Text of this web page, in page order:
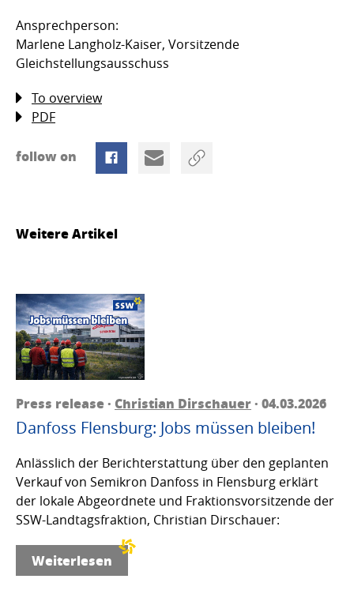
Ansprechperson:
Marlene Langholz-Kaiser, Vorsitzende
Gleichstellungsausschuss
To overview
PDF
follow on
Weitere Artikel
Press release · Christian Dirschauer· 04.03.2026
Danfoss Flensburg: Jobs müssen bleiben!
Anlässlich der Berichterstattung über den geplanten
Verkauf von Semikron Danfoss in Flensburg erklärt
der lokale Abgeordnete und Fraktionsvorsitzende der
SSW-Landtagsfraktion, Christian Dirschauer:
Weiterlesen